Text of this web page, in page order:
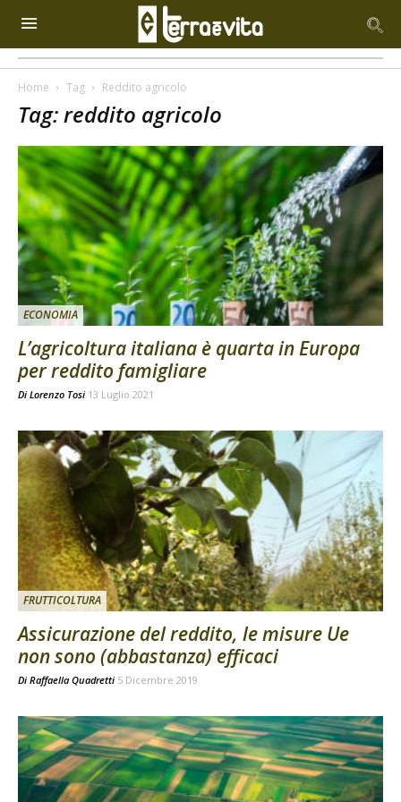
Home Tag Reddito agricolo
Tag: reddito agricolo
ECONOMIA
L’agricoltura italiana è quarta in Europa
per reddito famigliare
Di Lorenzo Tosi 13 Luglio 2021
FRUTTICOLTURA
Assicurazione del reddito, le misure Ue
non sono (abbastanza) efficaci
Di Raffaella Quadretti 5 Dicembre 2019